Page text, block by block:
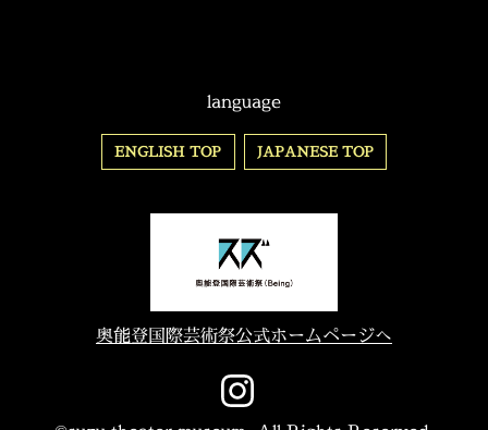
language
ENGLISH TOP JAPANESE TOP
奥能登国際芸術祭公式ホームページへ